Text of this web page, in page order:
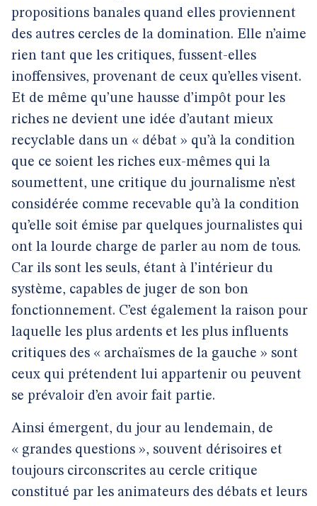
propositions banales quand elles proviennent
des autres cercles de la domination. Elle n’aime
rien tant que les critiques, fussent-elles
inoffensives, provenant de ceux qu’elles visent.
Et de même qu’une hausse d’impôt pour les
riches ne devient une idée d’autant mieux
recyclable dans un « débat » qu’à la condition
que ce soient les riches eux-mêmes qui la
soumettent, une critique du journalisme n’est
considérée comme recevable qu’à la condition
qu’elle soit émise par quelques journalistes qui
ont la lourde charge de parler au nom de tous.
Car ils sont les seuls, étant à l’intérieur du
système, capables de juger de son bon
fonctionnement. C’est également la raison pour
laquelle les plus ardents et les plus influents
critiques des « archaïsmes de la gauche » sont
ceux qui prétendent lui appartenir ou peuvent
se prévaloir d’en avoir fait partie.
Ainsi émergent, du jour au lendemain, de
« grandes questions », souvent dérisoires et
toujours circonscrites au cercle critique
constitué par les animateurs des débats et leurs